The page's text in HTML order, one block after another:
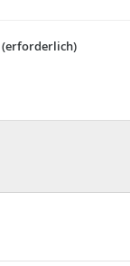
(erforderlich)